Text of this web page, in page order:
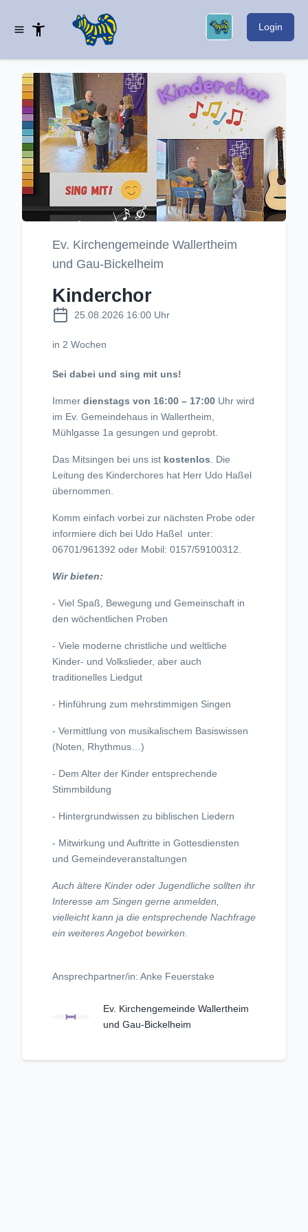
Login
Ev. Kirchengemeinde Wallertheim
und Gau-Bickelheim
Kinderchor
25.08.2026 16:00 Uhr
in 2 Wochen
Sei dabei und sing mit uns!
Immer dienstags von 16:00 – 17:00 Uhr wird
im Ev. Gemeindehaus in Wallertheim,
Mühlgasse 1a gesungen und geprobt.
Das Mitsingen bei uns ist kostenlos. Die
Leitung des Kinderchores hat Herr Udo Haßel
übernommen.
Komm einfach vorbei zur nächsten Probe oder
informiere dich bei Udo Haßel unter:
06701/961392 oder Mobil: 0157/59100312.
Wir bieten:
- Viel Spaß, Bewegung und Gemeinschaft in
den wöchentlichen Proben
- Viele moderne christliche und weltliche
Kinder- und Volkslieder, aber auch
traditionelles Liedgut
- Hinführung zum mehrstimmigen Singen
- Vermittlung von musikalischem Basiswissen
(Noten, Rhythmus…)
- Dem Alter der Kinder entsprechende
Stimmbildung
- Hintergrundwissen zu biblischen Liedern
- Mitwirkung und Auftritte in Gottesdiensten
und Gemeindeveranstaltungen
Auch ältere Kinder oder Jugendliche sollten ihr
Interesse am Singen gerne anmelden,
vielleicht kann ja die entsprechende Nachfrage
ein weiteres Angebot bewirken.
Ansprechpartner/in: Anke Feuerstake
Ev. Kirchengemeinde Wallertheim
und Gau-Bickelheim